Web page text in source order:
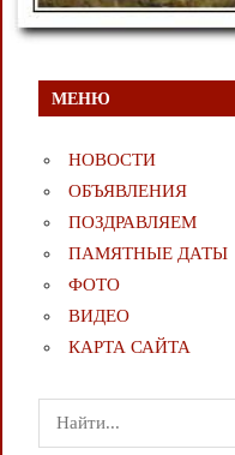
МЕНЮ
НОВОСТИ
ОБЪЯВЛЕНИЯ
ПОЗДРАВЛЯЕМ
ПАМЯТНЫЕ ДАТЫ
ФОТО
ВИДЕО
КАРТА САЙТА
Поиск
для: